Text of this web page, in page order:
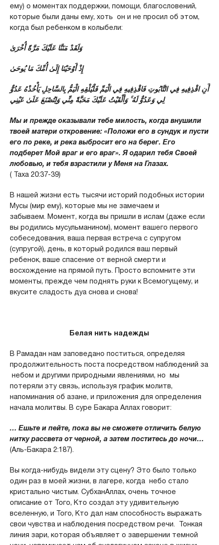
ему) о моментах поддержки, помощи, благословений,
которые были даны ему, хоть он и не просил об этом,
когда был ребенком в колыбели:
وَلَقَدْ مَنَنَّا عَلَيْكَ مَرَّةً أُخْرَىٰ
إِذْ أَوْحَيْنَا إِلَىٰ أُمِّكَ مَا يُوحَىٰ
أَنِ اقْذِفِيهِ فِي التَّابُوتِ فَاقْذِفِيهِ فِي الْيَمِّ فَلْيُلْقِهِ الْيَمُّ بِالسَّاحِلِ يَأْخُذْهُ عَدُوٌّ
لِي وَعَدُوٌّ لَهُ ۚ وَأَلْقَيْتُ عَلَيْكَ مَحَبَّةً مِنِّي وَلِتُصْنَعَ عَلَىٰ عَيْنِي
Мы и прежде оказывали тебе милость, когда внушили
твоей матери откровение: «Положи его в сундук и пусти
его по реке, и река выбросит его на берег. Его
подберет Мой враг и его враг». Я одарил тебя Своей
любовью, и тебя взрастили у Меня на Глазах.
( Таха 20:37-39)
В нашей жизни есть тысячи историй подобных истории
Мусы (мир ему), которые мы не замечаем и
забываем. Момент, когда вы пришли в ислам (даже если
вы родились мусульманином), момент вашего первого
собеседования, ваша первая встреча с супругом
(супругой), день, в который родился ваш первый
ребенок, ваше спасение от верной смерти и
восхождение на прямой путь. Просто вспомните эти
моменты, прежде чем поднять руки к Всемогущему, и
вкусите сладость дуа снова и снова!
Белая нить надежды
В Рамадан нам заповедано поститься, определяя
продолжительность поста посредством наблюдений за
небом и другими природными явлениями, но мы
потеряли эту связь, используя график молитв,
напоминания об азане, и приложения для определения
начала молитвы. В суре Бакара Аллах говорит:
… Ешьте и пейте, пока вы не сможете отличить белую
нитку рассвета от черной, а затем поститесь до ночи…
(Аль-Бакара 2:187).
Вы когда-нибудь видели эту сцену? Это было только
один раз в моей жизни, в лагере, когда небо стало
кристально чистым. СубханАллах, очень точное
описание от Того, Кто создал эту удивительную
вселенную, и Того, Кто дал нам способность выражать
свои чувства и наблюдения посредством речи. Тонкая
линия зари, которая объявляет о завершении темной